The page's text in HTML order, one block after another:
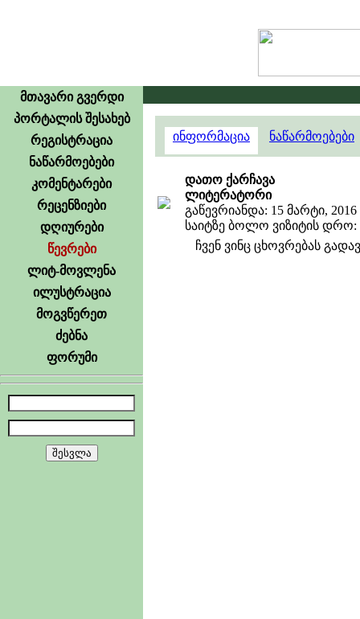
მთავარი გვერდი
პორტალის შესახებ
რეგისტრაცია
ნაწარმოებები
კომენტარები
რეცენზიები
დღიურები
წევრები
ლიტ-მოვლენა
ილუსტრაცია
მოგვწერეთ
ძებნა
ფორუმი
ინფორმაცია ნაწარმოებები
დათო ქარჩავა
ლიტერატორი
გაწევრიანდა: 15 მარტი, 2016
საიტზე ბოლო ვიზიტის დრო:
ჩვენ ვინც ცხოვრებას